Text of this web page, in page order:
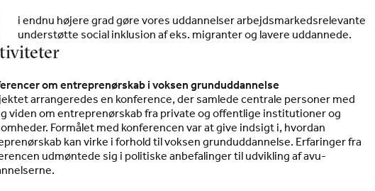
i endnu højere grad gøre vores uddannelser arbejdsmarkedsrelevante
understøtte social inklusion af eks. migranter og lavere uddannede.
om entreprenørskab i voksen grunduddannelse
arrangeredes en konference, der samlede centrale personer med
viden om entreprenørskab fra private og offentlige institutioner og
Formålet med konferencen var at give indsigt i, hvordan
kan virke i forhold til voksen grunduddannelse. Erfaringer fra
udmøntede sig i politiske anbefalinger til udvikling af avu-